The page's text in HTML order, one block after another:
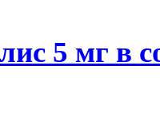
5 мг в